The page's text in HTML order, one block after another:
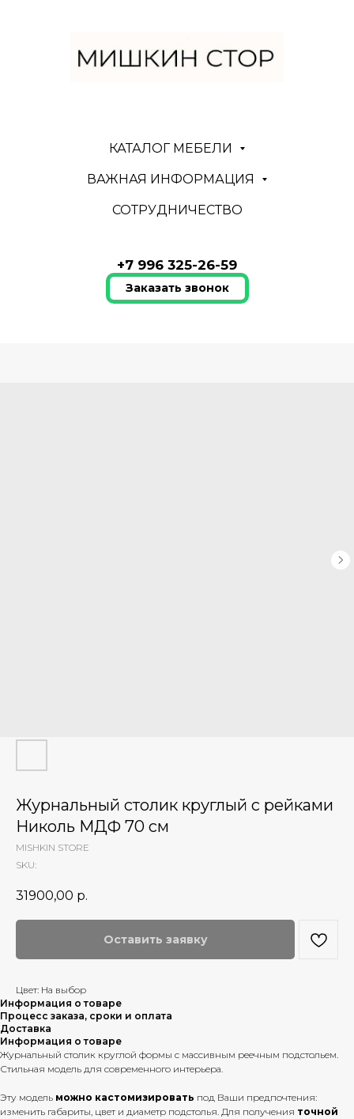
КАТАЛОГ МЕБЕЛИ
ВАЖНАЯ ИНФОРМАЦИЯ
СОТРУДНИЧЕСТВО
+7 996 325-26-59
Заказать звонок
Журнальный столик круглый с рейками
Николь МДФ 70 см
MISHKIN STORE
SKU:
31900,00 р.
Оставить заявку
Цвет: На выбор
Информация о товаре
Процесс заказа, сроки и оплата
Доставка
Информация о товаре
Журнальный столик круглой формы с массивным реечным подстольем.
Стильная модель для современного интерьера.
Эту модель можно кастомизировать под Ваши предпочтения:
изменить габариты, цвет и диаметр подстолья. Для получения точной